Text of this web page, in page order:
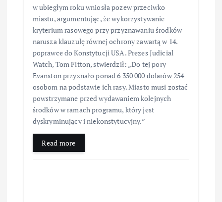
w ubiegłym roku wniosła pozew przeciwko
miastu, argumentując, że wykorzystywanie
kryterium rasowego przy przyznawaniu środków
narusza klauzulę równej ochrony zawartą w 14.
poprawce do Konstytucji USA. Prezes Judicial
Watch, Tom Fitton, stwierdził: „Do tej pory
Evanston przyznało ponad 6 350 000 dolarów 254
osobom na podstawie ich rasy. Miasto musi zostać
powstrzymane przed wydawaniem kolejnych
środków w ramach programu, który jest
dyskryminujący i niekonstytucyjny.”
Read more